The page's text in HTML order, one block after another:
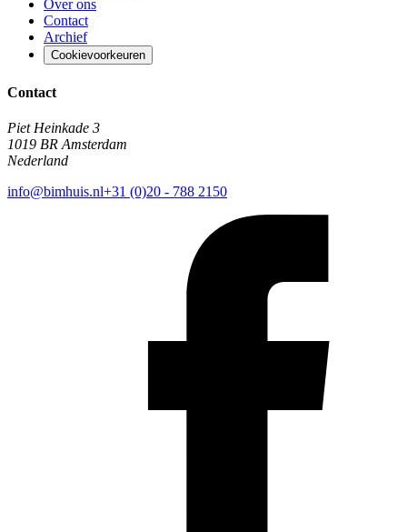
Over ons
Contact
Archief
Cookievoorkeuren
Contact
Piet Heinkade 3
1019 BR Amsterdam
Nederland
info@bimhuis.nl+31 (0)20 - 788 2150